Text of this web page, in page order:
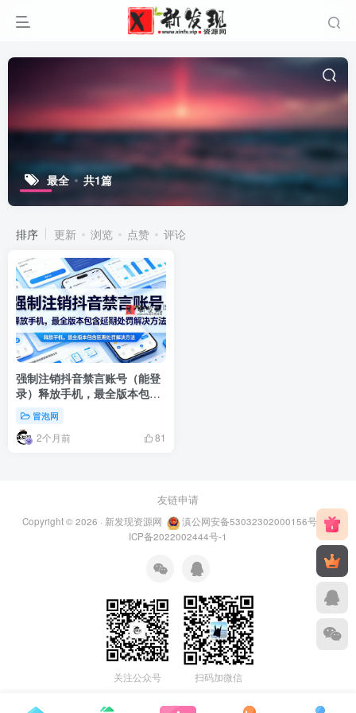
最全 共1篇
排序 更新 浏览 点赞 评论
强制注销抖音禁言账号（能登
录）释放手机，最全版本包含
延期处罚解决方法
冒泡网
2个月前 81
友链申请
Copyright © 2026 · 新发现资源网 滇公网安备53032302000156号
滇
ICP备2022002444号-1
关注公众号 扫码加微信